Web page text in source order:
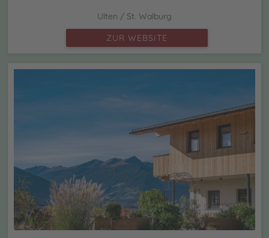
Ulten / St. Walburg
ZUR WEBSITE